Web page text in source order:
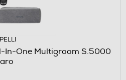
In-One Multigroom S.5000